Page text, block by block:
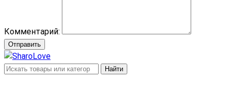
Комментарий:
Отправить
Найти